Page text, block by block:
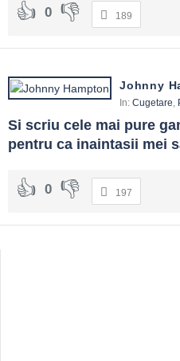
0 189
Johnny
In: Cugetare,
Si scriu cele mai pure
pentru ca inaintasii mei
0 197